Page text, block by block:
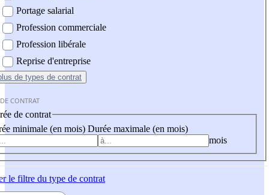
Portage salarial
Profession commerciale
Profession libérale
Reprise d'entreprise
de types de contrat
CONTRAT
de contrat
minimale (en mois) Durée maximale (en mois)
mois
le filtre du type de contrat